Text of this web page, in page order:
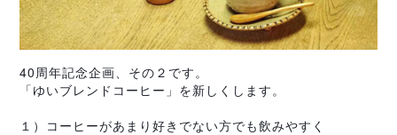
40周年記念企画、その２です。
「ゆいブレンドコーヒー」を新しくします。
１）コーヒーがあまり好きでない方でも飲みやすく